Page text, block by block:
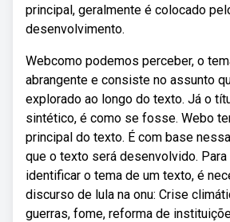
principal, geralmente é colocado
desenvolvimento.
Webcomo podemos perceber, o
abrangente e consiste no assunto
explorado ao longo do texto. Já o
sintético, é como se fosse. Webo
principal do texto. É com base
que o texto será desenvolvido.
identificar o tema de um texto, é
discurso de lula na onu: Crise
guerras, fome, reforma de